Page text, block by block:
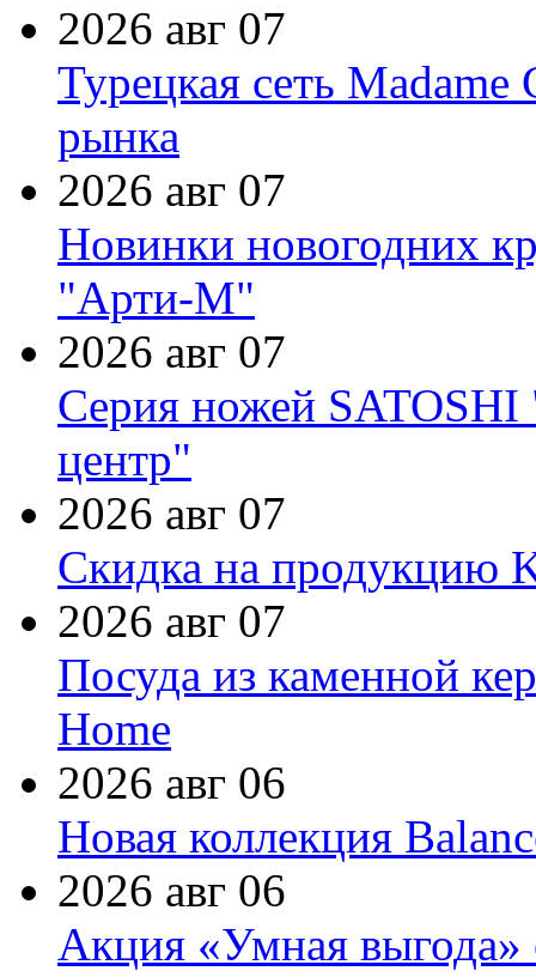
2026 авг 07
Турецкая сеть Madame
рынка
2026 авг 07
Новинки новогодних
"Арти-М"
2026 авг 07
Серия ножей
центр"
2026 авг 07
Скидка на продукцию
2026 авг 07
Посуда из каменной
Home
2026 авг 06
Новая коллекция
2026 авг 06
Акция «Умная выгода»